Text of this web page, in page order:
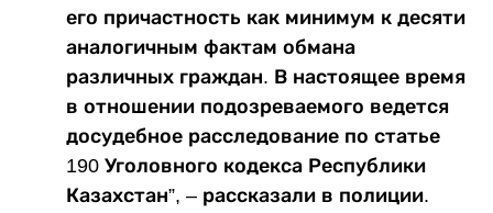
его причастность как минимум к десяти
аналогичным фактам обмана
различных граждан. В настоящее время
в отношении подозреваемого ведется
досудебное расследование по статье
190 Уголовного кодекса Республики
Казахстан”, – рассказали в полиции.